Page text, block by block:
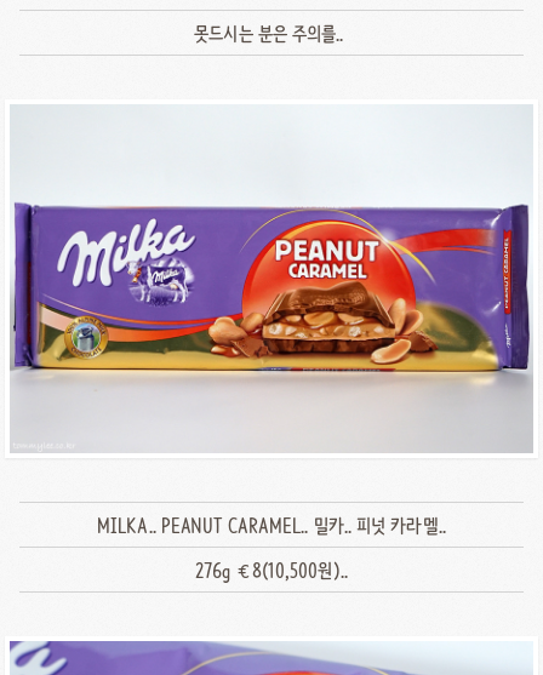
못드시는 분은 주의를..
MILKA.. PEANUT CARAMEL.. 밀카.. 피넛 카라멜..
276g €8(10,500원)..